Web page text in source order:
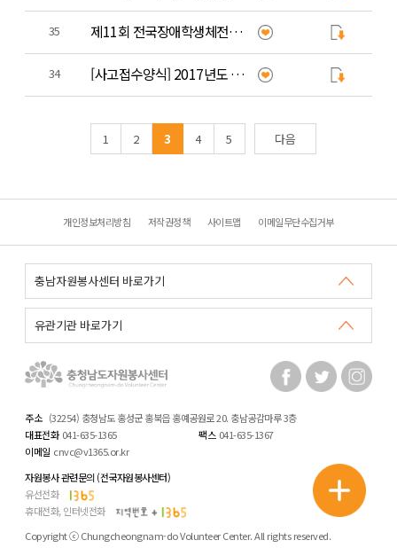
35 제11회 전국장애학생체전&amp;제46회 전국소년체전 자원봉사 활동 백서
34 [사고접수양식] 2017년도 자원봉사_사고접수양식
1 2 3 4 5 다음
개인정보처리방침 저작권정책 사이트맵 이메일무단수집거부
주소 (32254) 충청남도 홍성군 홍북읍 홍예공원로 20. 충남공감마루 3층
대표전화 041-635-1365 팩스 041-635-1367
이메일 cnvc@v1365.or.kr
자원봉사 관련문의 (전국자원봉사센터)
유선전화
휴대전화, 인터넷전화
Copyright ⓒ Chungcheongnam-do Volunteer Center. All rights reserved.